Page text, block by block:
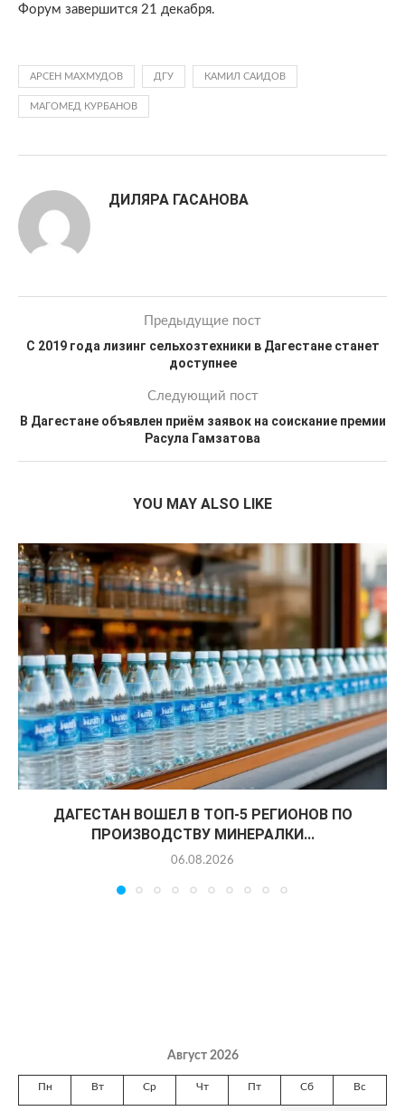
Форум завершится 21 декабря.
АРСЕН МАХМУДОВ ДГУ КАМИЛ САИДОВ
МАГОМЕД КУРБАНОВ
ДИЛЯРА ГАСАНОВА
Предыдущие пост
С 2019 года лизинг сельхозтехники в Дагестане станет
доступнее
Следующий пост
В Дагестане объявлен приём заявок на соискание премии
Расула Гамзатова
YOU MAY ALSO LIKE
ДАГЕСТАН ВОШЕЛ В ТОП-5 РЕГИОНОВ ПО
ПРОИЗВОДСТВУ МИНЕРАЛКИ...
06.08.2026
Август 2026
Пн Вт Ср Чт Пт Сб Вс